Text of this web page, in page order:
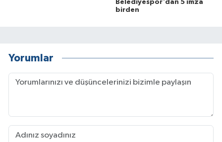
Belediyespor'dan 5 imza
birden
Yorumlar